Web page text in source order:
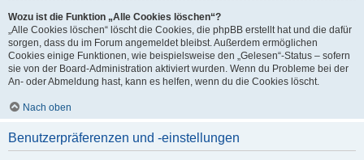
Wozu ist die Funktion „Alle Cookies löschen“?
„Alle Cookies löschen“ löscht die Cookies, die phpBB erstellt hat und die dafür
sorgen, dass du im Forum angemeldet bleibst. Außerdem ermöglichen
Cookies einige Funktionen, wie beispielsweise den „Gelesen“-Status – sofern
sie von der Board-Administration aktiviert wurden. Wenn du Probleme bei der
An- oder Abmeldung hast, kann es helfen, wenn du die Cookies löscht.
Nach oben
Benutzerpräferenzen und -einstellungen